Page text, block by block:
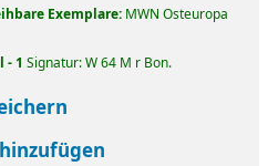
Exemplare: MWN Osteuropa
- 1 Signatur:W 64 M r Bon.